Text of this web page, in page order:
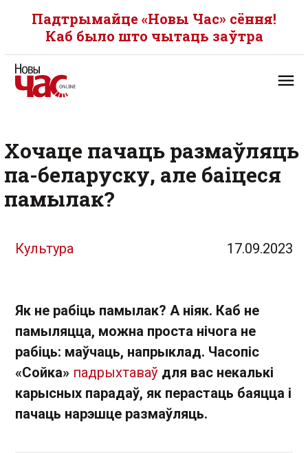
Падтрымайце «Новы Час» сёння!
Каб было што чытаць заўтра
Хочаце пачаць размаўляць
па-беларуску, але баіцеся
памылак?
Культура 17.09.2023
Як не рабіць памылак? А ніяк. Каб не
памыляцца, можна проста нічога не
рабіць: маўчаць, напрыклад. Часопіс
«Сойка» падрыхтаваў для вас некалькі
карысных парадаў, як перастаць баяцца і
пачаць нарэшце размаўляць.